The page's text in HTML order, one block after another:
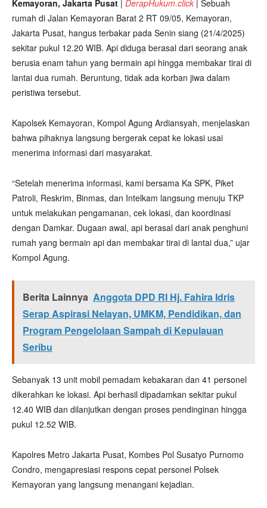
Kemayoran, Jakarta Pusat | DerapHukum.click | Sebuah
rumah di Jalan Kemayoran Barat 2 RT 09/05, Kemayoran,
Jakarta Pusat, hangus terbakar pada Senin siang (21/4/2025)
sekitar pukul 12.20 WIB. Api diduga berasal dari seorang anak
berusia enam tahun yang bermain api hingga membakar tirai di
lantai dua rumah. Beruntung, tidak ada korban jiwa dalam
peristiwa tersebut.
Kapolsek Kemayoran, Kompol Agung Ardiansyah, menjelaskan
bahwa pihaknya langsung bergerak cepat ke lokasi usai
menerima informasi dari masyarakat.
“Setelah menerima informasi, kami bersama Ka SPK, Piket
Patroli, Reskrim, Binmas, dan Intelkam langsung menuju TKP
untuk melakukan pengamanan, cek lokasi, dan koordinasi
dengan Damkar. Dugaan awal, api berasal dari anak penghuni
rumah yang bermain api dan membakar tirai di lantai dua,” ujar
Kompol Agung.
Berita Lainnya Anggota DPD RI Hj. Fahira Idris
Serap Aspirasi Nelayan, UMKM, Pendidikan, dan
Program Pengelolaan Sampah di Kepulauan
Seribu
Sebanyak 13 unit mobil pemadam kebakaran dan 41 personel
dikerahkan ke lokasi. Api berhasil dipadamkan sekitar pukul
12.40 WIB dan dilanjutkan dengan proses pendinginan hingga
pukul 12.52 WIB.
Kapolres Metro Jakarta Pusat, Kombes Pol Susatyo Purnomo
Condro, mengapresiasi respons cepat personel Polsek
Kemayoran yang langsung menangani kejadian.